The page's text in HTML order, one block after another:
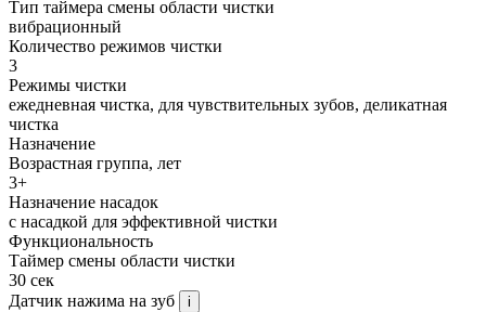
Тип таймера смены области чистки
вибрационный
Количество режимов чистки
3
Режимы чистки
ежедневная чистка, для чувствительных зубов, деликатная
чистка
Назначение
Возрастная группа, лет
3+
Назначение насадок
с насадкой для эффективной чистки
Функциональность
Таймер смены области чистки
30 сек
Датчик нажима на зуб
i